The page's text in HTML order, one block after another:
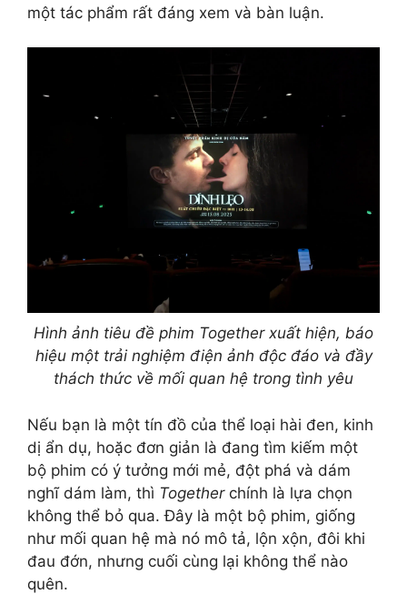
một tác phẩm rất đáng xem và bàn luận.
Hình ảnh tiêu đề phim Together xuất hiện, báo
hiệu một trải nghiệm điện ảnh độc đáo và đầy
thách thức về mối quan hệ trong tình yêu
Nếu bạn là một tín đồ của thể loại hài đen, kinh
dị ẩn dụ, hoặc đơn giản là đang tìm kiếm một
bộ phim có ý tưởng mới mẻ, đột phá và dám
nghĩ dám làm, thì Togetherchính là lựa chọn
không thể bỏ qua. Đây là một bộ phim, giống
như mối quan hệ mà nó mô tả, lộn xộn, đôi khi
đau đớn, nhưng cuối cùng lại không thể nào
quên.